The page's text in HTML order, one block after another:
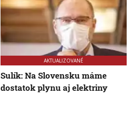
AKTUALIZOVANÉ
Sulík: Na Slovensku máme
dostatok plynu aj elektriny